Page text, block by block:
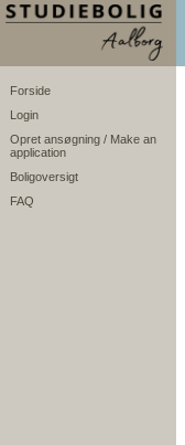
Forside
Login
Opret ansøgning / Make an
application
Boligoversigt
FAQ